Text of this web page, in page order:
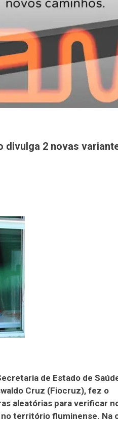
divulga 2 novas
de Estado de
Cruz (Fiocruz), fez o
aleatórias para verificar
território fluminense. Na